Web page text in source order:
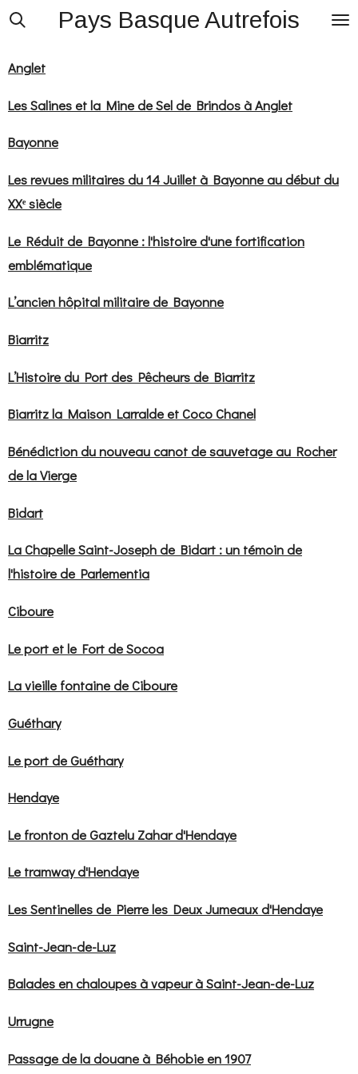
Passer
contenu
Pays Basque Autrefois
Anglet
Les Salines et la Mine de Sel de Brindos à Anglet
Bayonne
Les revues militaires du 14 Juillet à Bayonne au début du
XXᵉ siècle
Le Réduit de Bayonne : l'histoire d'une fortification
emblématique
L’ancien hôpital militaire de Bayonne
Biarritz
L’Histoire du Port des Pêcheurs de Biarritz
Biarritz la Maison Larralde et Coco Chanel
Bénédiction du nouveau canot de sauvetage au Rocher
de la Vierge
Bidart
La Chapelle Saint-Joseph de Bidart : un témoin de
l'histoire de Parlementia
Ciboure
Le port et le Fort de Socoa
La vieille fontaine de Ciboure
Guéthary
Le port de Guéthary
Hendaye
Le fronton de Gaztelu Zahar d'Hendaye
Le tramway d'Hendaye
Les Sentinelles de Pierre les Deux Jumeaux d'Hendaye
Saint-Jean-de-Luz
Balades en chaloupes à vapeur à Saint-Jean-de-Luz
Urrugne
Passage de la douane à Béhobie en 1907